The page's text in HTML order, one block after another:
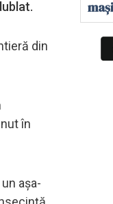
din
în
așa-